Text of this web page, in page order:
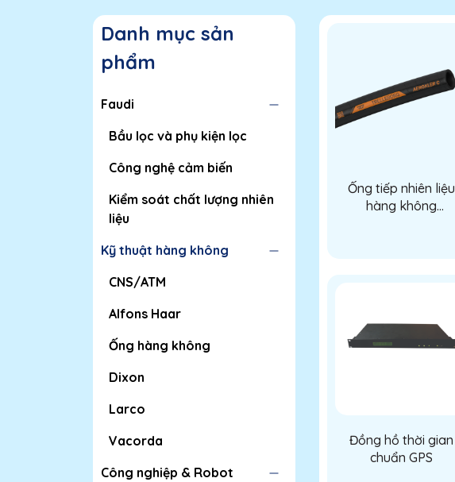
Ống tiếp nhiên liệu
hàng không
Đồng hồ thời gian
chuẩn GPS
Danh mục sản
phẩm
Faudi
Bầu lọc và phụ kiện lọc
Công nghệ cảm biến
Kiểm soát chất lượng nhiên
liệu
Kỹ thuật hàng không
CNS/ATM
Alfons Haar
Ống hàng không
Dixon
Larco
Vacorda
Công nghiệp & Robot